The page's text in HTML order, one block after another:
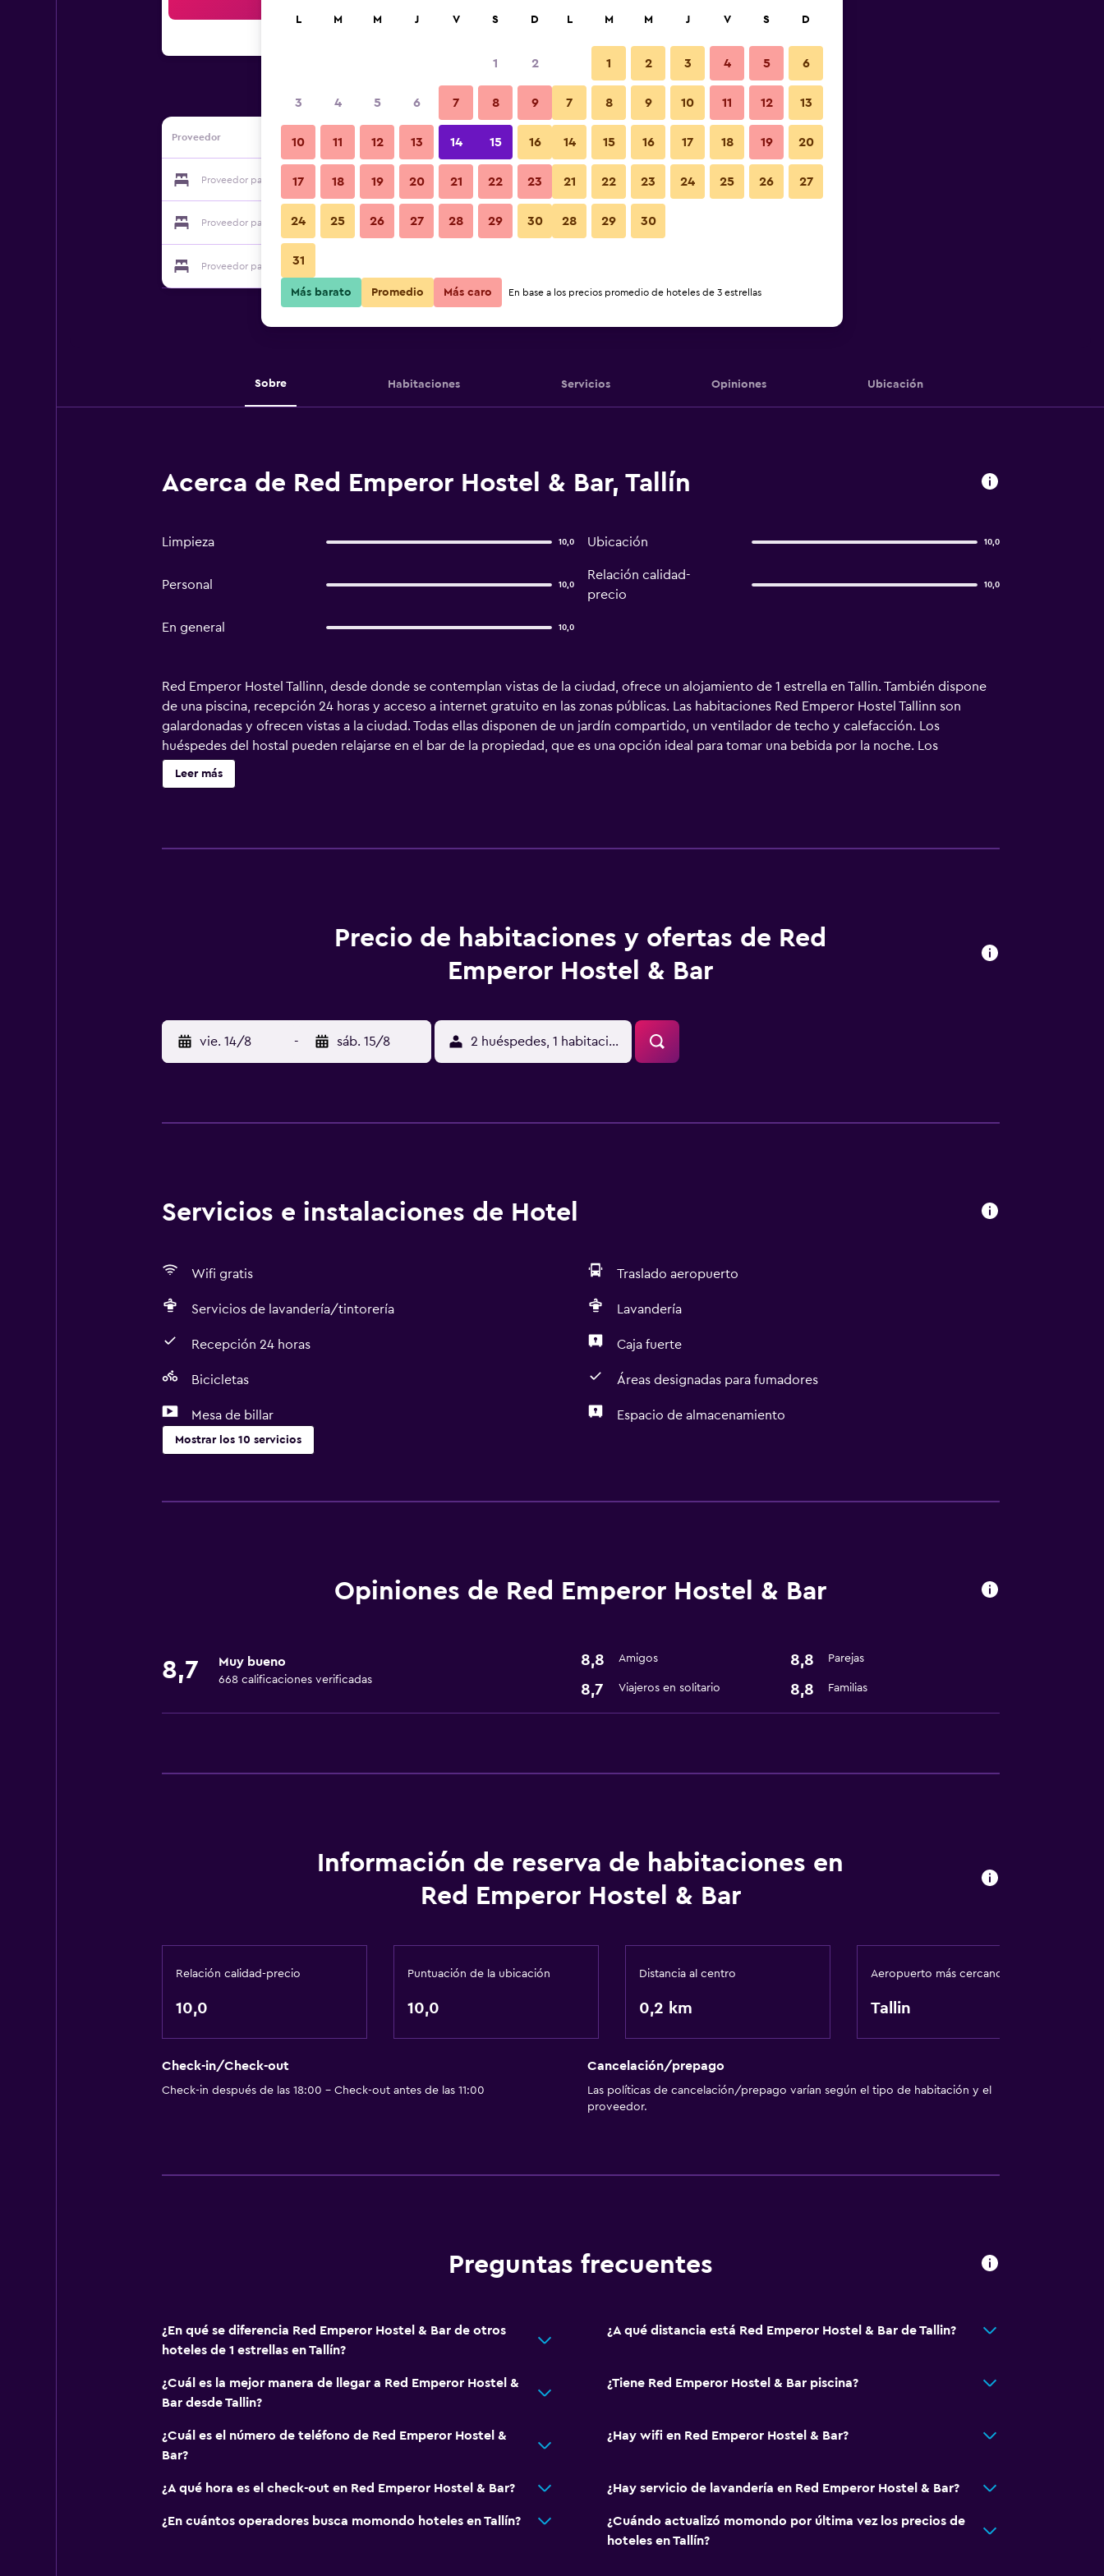
Proveedor
Proveedor para Red Emperor Hostel & Bar Ver precios
Proveedor para Red Emperor Hostel & Bar Ver precios
Proveedor para Red Emperor Hostel & Bar
Sobre Habitaciones Servicios Opiniones Ubicación
Acerca de Red Emperor Hostel & Bar, Tallín
Limpieza 10,0 Ubicación 10,0
Personal 10,0
Relación calidad-
precio
10,0
En general 10,0
Red Emperor Hostel Tallinn, desde donde se contemplan vistas de la ciudad, ofrece un alojamiento de 1 estrella en Tallin. También dispone
de una piscina, recepción 24 horas y acceso a internet gratuito en las zonas públicas. Las habitaciones Red Emperor Hostel Tallinn son
galardonadas y ofrecen vistas a la ciudad. Todas ellas disponen de un jardín compartido, un ventilador de techo y calefacción. Los
huéspedes del hostal pueden relajarse en el bar de la propiedad, que es una opción ideal para tomar una bebida por la noche. Los
huéspedes pueden visitar los muchos bares y cafeterías de los alrededores. Esta propiedad le brinda la ubicación perfecta para hacer
turismo por Tallin, con lugares de interés turístico como el Ayuntamiento de Tallin y la Casa de la Hermandad de las Cabezas Negras,
Leer más
Precio de habitaciones y ofertas de Red
Emperor Hostel & Bar
vie. 14/8 - sáb. 15/8 2 huéspedes, 1 habitación
Servicios e instalaciones de Hotel
Wifi gratis Traslado aeropuerto
Servicios de lavandería/tintorería Lavandería
Recepción 24 horas Caja fuerte
Bicicletas Áreas designadas para fumadores
Mesa de billar Espacio de almacenamiento
Mostrar los 10 servicios
Lavandería
Mesa de billar
Áreas designadas para fumadores
Espacio de almacenamiento
Opiniones de Red Emperor Hostel & Bar
8,7 Muy bueno
668 calificaciones verificadas
8,8 Amigos 8,8 Parejas
8,7 Viajeros en solitario 8,8 Familias
Información de reserva de habitaciones en
Red Emperor Hostel & Bar
Relación calidad-precio
10,0
Puntuación de la ubicación
10,0
Distancia al centro
0,2 km
Aeropuerto más cercano
Tallin
Check-in/Check-out
Check-in después de las 18:00 - Check-out antes de las 11:00
Cancelación/prepago
Las políticas de cancelación/prepago varían según el tipo de habitación y el
proveedor.
Preguntas frecuentes
¿En qué se diferencia Red Emperor Hostel & Bar de otros
hoteles de 1 estrellas en Tallín?
¿A qué distancia está Red Emperor Hostel & Bar de Tallin?
¿Cuál es la mejor manera de llegar a Red Emperor Hostel &
Bar desde Tallin?
¿Tiene Red Emperor Hostel & Bar piscina?
¿Cuál es el número de teléfono de Red Emperor Hostel &
Bar?
¿Hay wifi en Red Emperor Hostel & Bar?
¿A qué hora es el check-out en Red Emperor Hostel & Bar? ¿Hay servicio de lavandería en Red Emperor Hostel & Bar?
¿En cuántos operadores busca momondo hoteles en Tallín?
¿Cuándo actualizó momondo por última vez los precios de
hoteles en Tallín?
L M M J V S D
1 2
3 4 5 6 7 8 9
10 11 12 13 14 15 16
17 18 19 20 21 22 23
24 25 26 27 28 29 30
31
L M M J V S D
1 2 3 4 5 6
7 8 9 10 11 12 13
14 15 16 17 18 19 20
21 22 23 24 25 26 27
28 29 30
Más barato Promedio Más caro En base a los precios promedio de hoteles de 3 estrellas